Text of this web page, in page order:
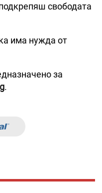
свободата
има нужда от
за
.